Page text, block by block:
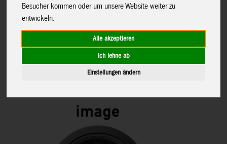
Besucher kommen oder um unsere Website weiter zu
entwickeln.
Alle akzeptieren
Ich lehne ab
Einstellungen ändern
Home>Lenkdrachen
Untere Spreize (links oder rechts) Trek